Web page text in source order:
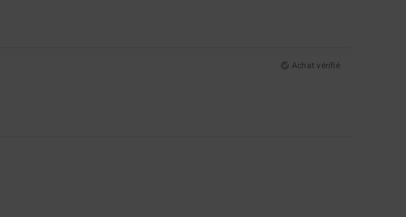
Achat vérifié